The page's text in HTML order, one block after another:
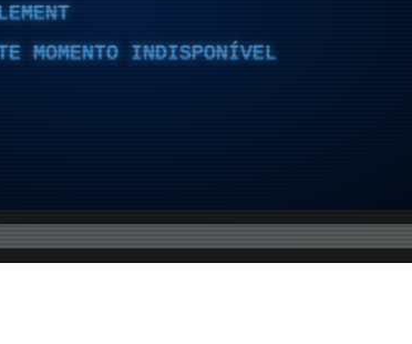
MOMENTO INDISPONÍVEL